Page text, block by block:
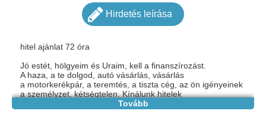
Hirdetés leírása
hitel ajánlat 72 óra
Jó estét, hölgyeim és Uraim, kell a finanszírozást.
A haza, a te dolgod, autó vásárlás, vásárlás
a motorkerékpár, a teremtés, a tiszta cég, az ön igényeinek
a személyzet, kétségtelen. Kínálunk hitelek
5000€ 20.000.000.000€ névleges kamatláb 3% - os
Tovább